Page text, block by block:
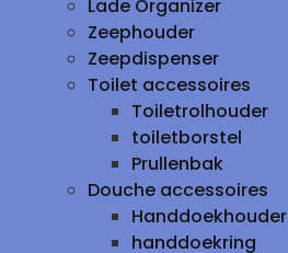
Lade Organizer
Zeephouder
Zeepdispenser
Toilet accessoires
Toiletrolhouder
toiletborstel
Prullenbak
Douche accessoires
Handdoekhouder
handdoekring